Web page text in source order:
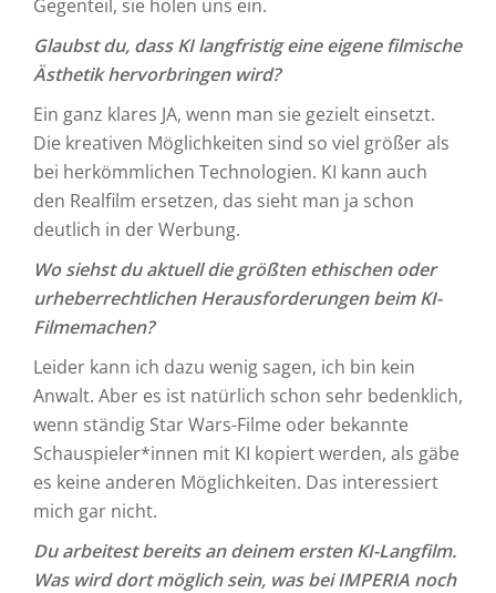
Gegenteil, sie holen uns ein.
Glaubst du, dass KI langfristig eine eigene filmische
Ästhetik hervorbringen wird?
Ein ganz klares JA, wenn man sie gezielt einsetzt.
Die kreativen Möglichkeiten sind so viel größer als
bei herkömmlichen Technologien. KI kann auch
den Realfilm ersetzen, das sieht man ja schon
deutlich in der Werbung.
Wo siehst du aktuell die größten ethischen oder
urheberrechtlichen Herausforderungen beim KI-
Filmemachen?
Leider kann ich dazu wenig sagen, ich bin kein
Anwalt. Aber es ist natürlich schon sehr bedenklich,
wenn ständig Star Wars-Filme oder bekannte
Schauspieler*innen mit KI kopiert werden, als gäbe
es keine anderen Möglichkeiten. Das interessiert
mich gar nicht.
Du arbeitest bereits an deinem ersten KI-Langfilm.
Was wird dort möglich sein, was bei IMPERIA noch